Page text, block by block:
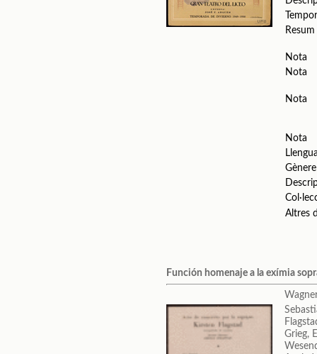
Resum
Nota
Nota
Nota
Nota
Gènere
Altres
Función homenaje a la exímia
Grieg,